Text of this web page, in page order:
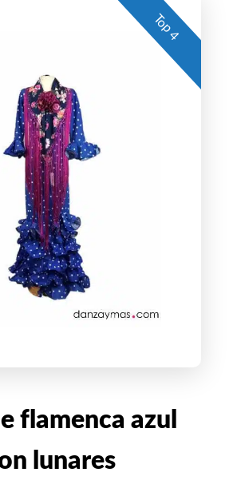
Top 4
flamenca azul
lunares